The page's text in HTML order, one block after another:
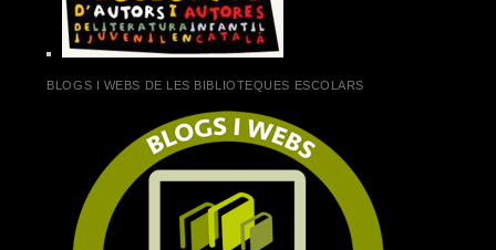
BLOGS I WEBS DE LES BIBLIOTEQUES ESCOLARS